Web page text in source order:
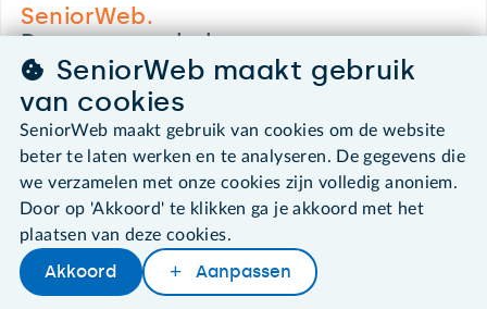
Later lezenDelenWoordenboek
SeniorWeb.
De computerhulp voor u.
030 - 276 99 65
leden@seniorweb.nl
©2026 SeniorWeb
Algemene voorwaarden
Cookies en cookie-instellingen
SeniorWeb maakt gebruik
van cookies
SeniorWeb maakt gebruik van cookies om de website
beter te laten werken en te analyseren. De gegevens die
we verzamelen met onze cookies zijn volledig anoniem.
Door op 'Akkoord' te klikken ga je akkoord met het
plaatsen van deze cookies.
Akkoord Aanpassen